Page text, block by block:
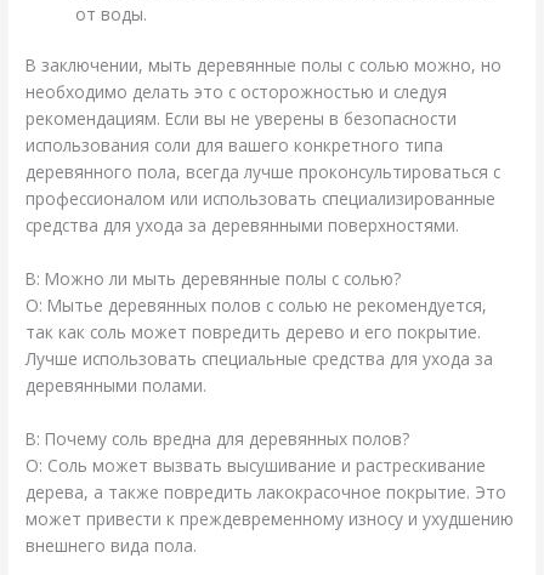
от воды.
В заключении, мыть деревянные полы с солью можно, но
необходимо делать это с осторожностью и следуя
рекомендациям. Если вы не уверены в безопасности
использования соли для вашего конкретного типа
деревянного пола, всегда лучше проконсультироваться с
профессионалом или использовать специализированные
средства для ухода за деревянными поверхностями.
В: Можно ли мыть деревянные полы с солью?
О: Мытье деревянных полов с солью не рекомендуется,
так как соль может повредить дерево и его покрытие.
Лучше использовать специальные средства для ухода за
деревянными полами.
В: Почему соль вредна для деревянных полов?
О: Соль может вызвать высушивание и растрескивание
дерева, а также повредить лакокрасочное покрытие. Это
может привести к преждевременному износу и ухудшению
внешнего вида пола.